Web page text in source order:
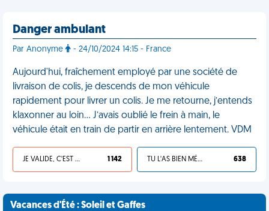
Danger ambulant
Par Anonyme - 24/10/2024 14:15 - France
Aujourd'hui, fraîchement employé par une société de
livraison de colis, je descends de mon véhicule
rapidement pour livrer un colis. Je me retourne, j’entends
klaxonner au loin… J’avais oublié le frein à main, le
véhicule était en train de partir en arrière lentement. VDM
JE VALIDE, C'EST UNE VDM 1 142 TU L'AS BIEN MÉRITÉ 638
Vacances d'Été : Soleil et Gaffes